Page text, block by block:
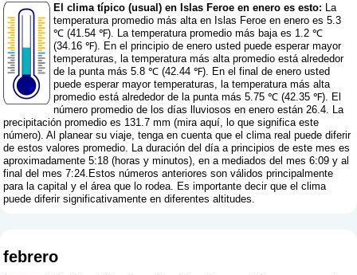
El clima típico (usual) en Islas Feroe en enero es esto: La
temperatura promedio más alta en Islas Feroe en enero es 5.3
℃ (41.54 ℉). La temperatura promedio más baja es 1.2 ℃
(34.16 ℉). En el principio de enero usted puede esperar mayor
temperaturas, la temperatura más alta promedio está alrededor
de la punta más 5.8 ℃ (42.44 ℉). En el final de enero usted
puede esperar mayor temperaturas, la temperatura más alta
promedio está alrededor de la punta más 5.75 ℃ (42.35 ℉). El
número promedio de los días lluviosos en enero están 26.4. La
precipitación promedio es 131.7 mm (mira aquí, lo que significa este
número). Al planear su viaje, tenga en cuenta que el clima real puede diferir
de estos valores promedio. La duración del día a principios de este mes es
aproximadamente 5:18 (horas y minutos), en a mediados del mes 6:09 y al
final del mes 7:24.Estos números anteriores son válidos principalmente
para la capital y el área que lo rodea. Es importante decir que el clima
puede diferir significativamente en diferentes altitudes.
febrero